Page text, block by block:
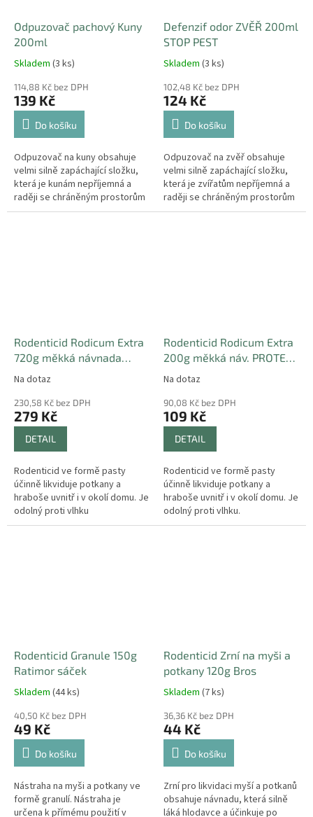
Odpuzovač pachový Kuny
200ml
Skladem (3 ks)
114,88 Kč bez DPH
139 Kč
Do košíku
Odpuzovač na kuny obsahuje
velmi silně zapáchající složku,
která je kunám nepříjemná a
raději se chráněným prostorům
vyhne.
Defenzif odor ZVĚŘ 200ml
STOP PEST
Skladem (3 ks)
102,48 Kč bez DPH
124 Kč
Do košíku
Odpuzovač na zvěř obsahuje
velmi silně zapáchající složku,
která je zvířatům nepříjemná a
raději se chráněným prostorům
vyhnou.
Rodenticid Rodicum Extra
720g měkká návnada
PROTECT HOME
Na dotaz
230,58 Kč bez DPH
279 Kč
DETAIL
Rodenticid ve formě pasty
účinně likviduje potkany a
hraboše uvnitř i v okolí domu. Je
odolný proti vlhku
Rodenticid Rodicum Extra
200g měkká náv. PROTECT
HOME
Na dotaz
90,08 Kč bez DPH
109 Kč
DETAIL
Rodenticid ve formě pasty
účinně likviduje potkany a
hraboše uvnitř i v okolí domu. Je
odolný proti vlhku.
Rodenticid Granule 150g
Ratimor sáček
Skladem (44 ks)
40,50 Kč bez DPH
49 Kč
Do košíku
Nástraha na myši a potkany ve
formě granulí. Nástraha je
určena k přímému použití v
Rodenticid Zrní na myši a
potkany 120g Bros
Skladem (7 ks)
36,36 Kč bez DPH
44 Kč
Do košíku
Zrní pro likvidaci myší a potkanů
obsahuje návnadu, která silně
láká hlodavce a účinkuje po